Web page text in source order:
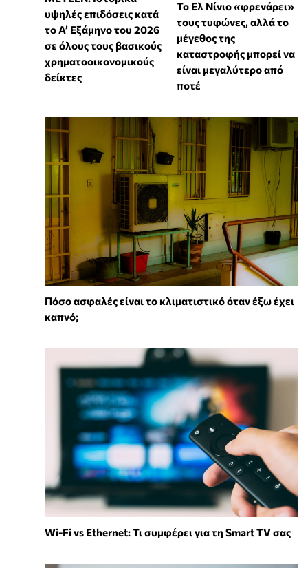
υψηλές επιδόσεις κατά
το Α’ Εξάμηνο του 2026
σε όλους τους βασικούς
χρηματοοικονομικούς
δείκτες
Το Ελ Νίνιο «φρενάρει»
τους τυφώνες, αλλά το
μέγεθος της
καταστροφής μπορεί να
είναι μεγαλύτερο από
ποτέ
Πόσο ασφαλές είναι το κλιματιστικό όταν έξω έχει
καπνό;
Wi-Fi vs Ethernet: Τι συμφέρει για τη Smart TV σας